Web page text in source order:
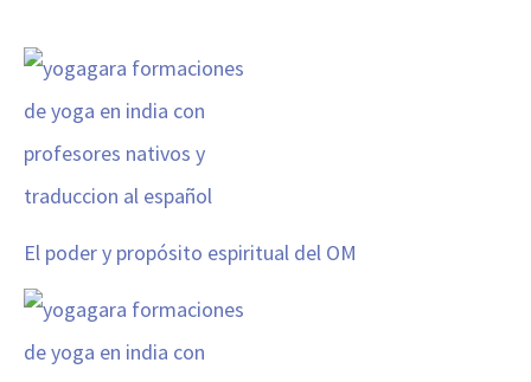
El poder y propósito espiritual del OM